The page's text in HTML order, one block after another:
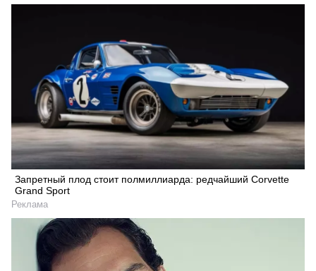
Запретный плод стоит полмиллиарда: редчайший Corvette
Grand Sport
Реклама